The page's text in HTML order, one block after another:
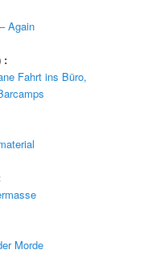
Again
:
Fahrt ins Büro,
Morde